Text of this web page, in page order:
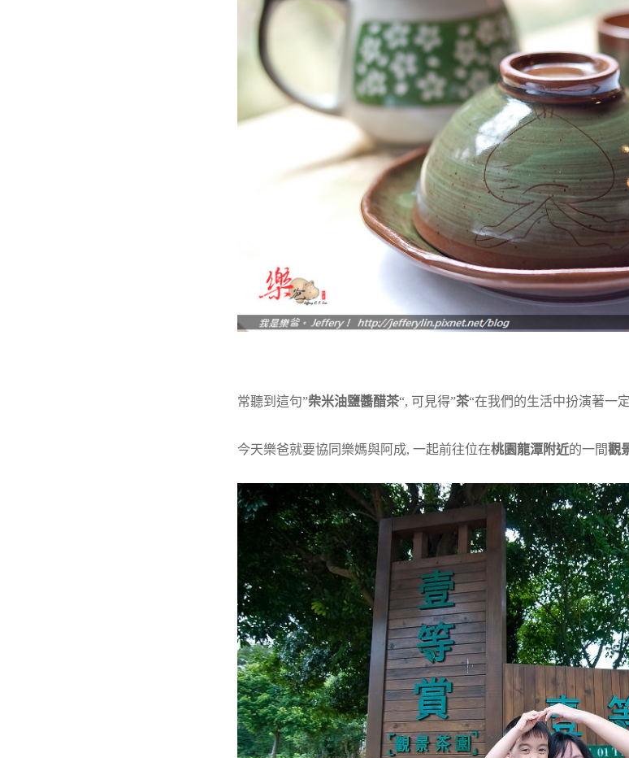
常聽到這句”柴米油鹽醬醋茶“, 可見得”茶“在我們的生活中扮演著一
今天樂爸就要協同樂媽與阿成, 一起前往位在桃園龍潭附近的一間觀